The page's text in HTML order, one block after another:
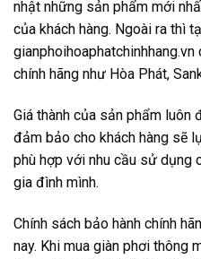
nhật những sản phẩm mới
của khách hàng. Ngoài ra thì
chính hãng như Hòa Phát,
Giá thành của sản phẩm
đảm bảo cho khách hàng sẽ
phù hợp với nhu cầu sử dụng
gia đình mình.
Chính sách bảo hành chính
nay. Khi mua giàn phơi thông